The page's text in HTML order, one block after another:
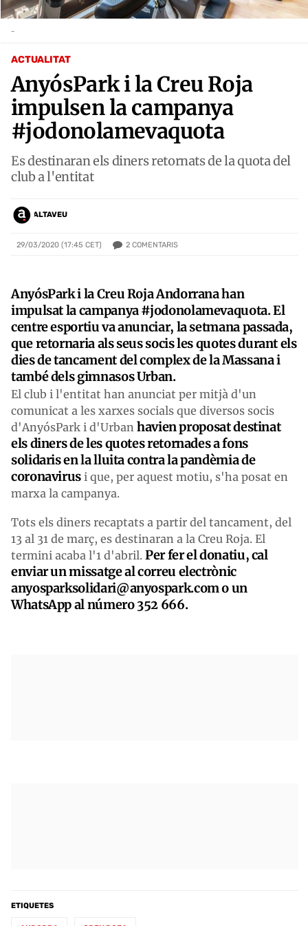
ACTUALITAT
AnyósPark i la Creu Roja
impulsen la campanya
#jodonolamevaquota
Es destinaran els diners retornats de la quota del
club a l'entitat
ALTAVEU
29/03/2020 (17:45 CET) 2 COMENTARIS
-
AnyósPark i la Creu Roja Andorrana han
impulsat la campanya #jodonolamevaquota. El
centre esportiu va anunciar, la setmana passada,
que retornaria als seus socis les quotes durant els
dies de tancament del complex de la Massana i
també dels gimnasos Urban.
El club i l'entitat han anunciat per mitjà d'un
comunicat a les xarxes socials que diversos socis
d'AnyósPark i d'Urban havien proposat destinat
els diners de les quotes retornades a fons
solidaris en la lluita contra la pandèmia de
coronavirus i que, per aquest motiu, s'ha posat en
marxa la campanya.
Tots els diners recaptats a partir del tancament, del
13 al 31 de març, es destinaran a la Creu Roja. El
termini acaba l'1 d'abril. Per fer el donatiu, cal
enviar un missatge al correu electrònic
anyosparksolidari@anyospark.com o un
WhatsApp al número 352 666.
ETIQUETES